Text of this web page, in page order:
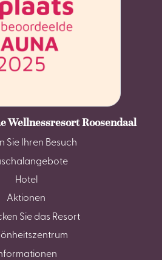
Wellnessresort Roosendaal
Sie Ihren Besuch
Hotel
Aktionen
Sie das Resort